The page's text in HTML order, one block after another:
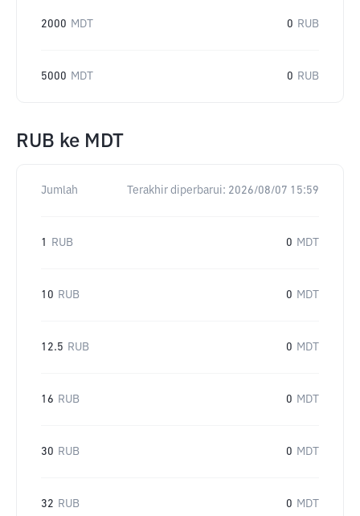
2000 MDT 0 RUB
5000 MDT 0 RUB
RUB ke MDT
Jumlah Terakhir diperbarui: 2026/08/07 15:59
1 RUB 0 MDT
10 RUB 0 MDT
12.5 RUB 0 MDT
16 RUB 0 MDT
30 RUB 0 MDT
32 RUB 0 MDT